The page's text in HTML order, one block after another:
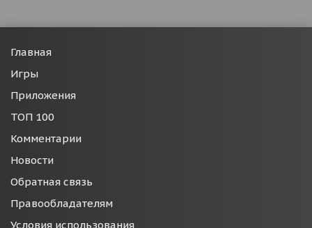
Главная
Игры
Приложения
ТОП 100
Комментарии
Новости
Обратная связь
Правообладателям
Условия использования